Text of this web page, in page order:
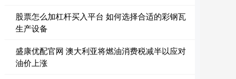
股票怎么加杠杆买入平台 如何选择合适的彩钢瓦
生产设备
盛康优配官网 澳大利亚将燃油消费税减半以应对
油价上涨